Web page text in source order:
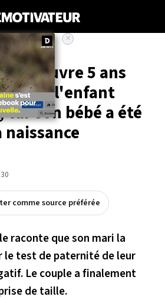
découvre 5 ans
élève l'enfant
son bébé a été
naissance
comme source préférée
raconte que son mari la
test de paternité de leur
Le couple a finalement
de taille.
×